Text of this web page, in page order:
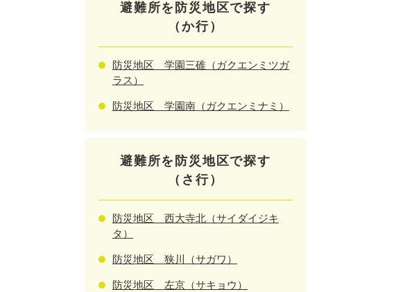
避難所を防災地区で探す
（か行）
防災地区 学園三碓（ガクエンミツガ
ラス）
防災地区 学園南（ガクエンミナミ）
避難所を防災地区で探す
（さ行）
防災地区 西大寺北（サイダイジキ
タ）
防災地区 狭川（サガワ）
防災地区 左京（サキョウ）